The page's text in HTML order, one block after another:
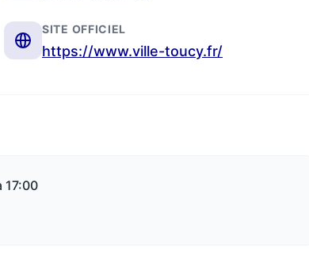
SITE OFFICIEL
https://www.ville-toucy.fr/
17:00